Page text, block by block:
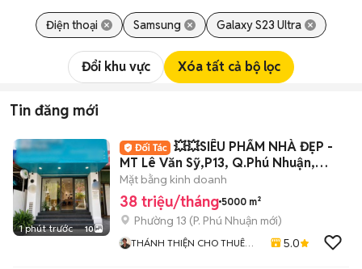
Điện thoại Samsung Galaxy S23 Ultra
Đổi khu vực Xóa tất cả bộ lọc
Tin đăng mới
1 phút trước 10
💥💥SIÊU PHẨM NHÀ ĐẸP -
MT Lê Văn Sỹ,P13, Q.Phú Nhuận,
5x30m
Mặt bằng kinh doanh
38 triệu/tháng 5000 m²
Phường 13 (P. Phú Nhuận mới)
THÁNH THIỆN CHO THUÊ
5.0